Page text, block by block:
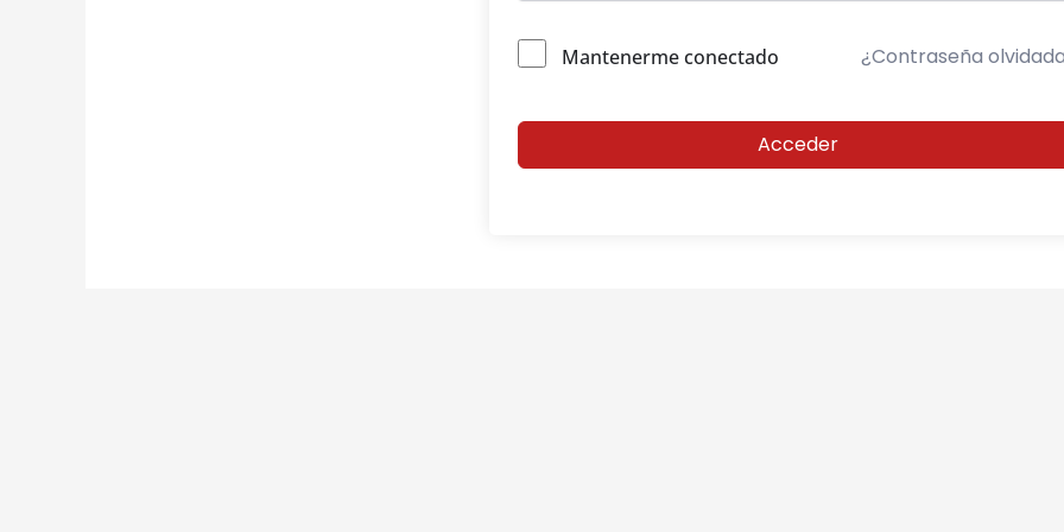
Mantenerme conectado ¿Contraseña
Acceder